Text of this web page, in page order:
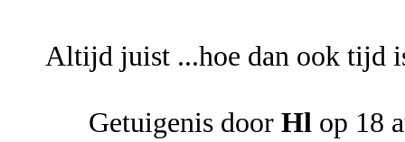
Altijd juist ...hoe dan ook tijd
Getuigenis door Hl op 18